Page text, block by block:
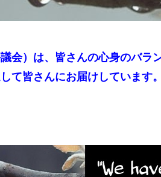
会）は、皆さんの心身のバラ
て皆さんにお届けしています。